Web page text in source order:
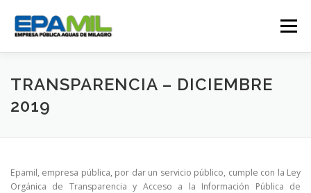
contenido
Menú
CONÓCENOS CONTÁCTENOS
GESTIÓN OPERATIVA CAMPAÑAS
TRANSPARENCIA – DICIEMBRE
2019
Epamil, empresa pública, por dar un servicio público, cumple con la Ley
Orgánica de Transparencia y Acceso a la Información Pública de